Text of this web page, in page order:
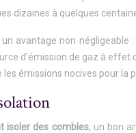
dizaines à quelques
un avantage non
d’émission de gaz à
émissions nocives pour la
isoler des combles, un bon